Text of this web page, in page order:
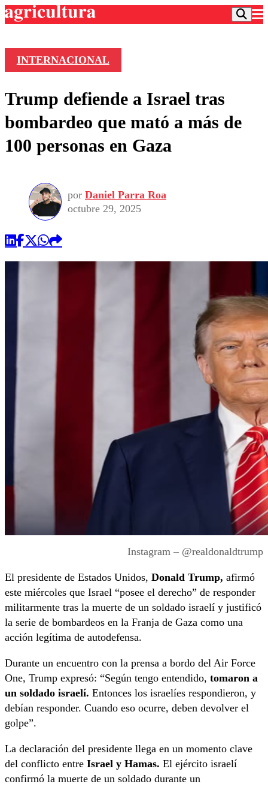
Frecuencias
Agricultura TV
Deportes
Colo Colo
Seleccion Chilena
Torneo Internacional
Universidad de Chile
Entretención
Economía
Internacional
Sustentabilidad
Publicaciones en medios
Opinión
INTERNACIONAL
Trump defiende a Israel tras
bombardeo que mató a más de
100 personas en Gaza
por Daniel Parra Roa
octubre 29, 2025
Instagram – @realdonaldtrump
El presidente de Estados Unidos, Donald Trump, afirmó
este miércoles que Israel “posee el derecho” de responder
militarmente tras la muerte de un soldado israelí y justificó
la serie de bombardeos en la Franja de Gaza como una
acción legítima de autodefensa.
Durante un encuentro con la prensa a bordo del Air Force
One, Trump expresó: “Según tengo entendido, tomaron a
un soldado israelí. Entonces los israelíes respondieron, y
debían responder. Cuando eso ocurre, deben devolver el
golpe”.
La declaración del presidente llega en un momento clave
del conflicto entre Israel y Hamas. El ejército israelí
confirmó la muerte de un soldado durante un